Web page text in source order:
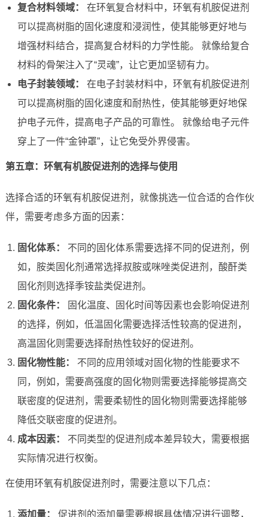
复合材料领域：
在环氧复合材料中，环氧有机胺促进剂
可以提高树脂的固化速度和浸润性，使其能够更好地与
增强材料结合，提高复合材料的力学性能。 就像给复合
材料的骨架注入了“灵魂”，让它更加坚韧有力。
电子封装领域：
在电子封装材料中，环氧有机胺促进剂
可以提高树脂的固化速度和耐热性，使其能够更好地保
护电子元件，提高电子产品的可靠性。 就像给电子元件
穿上了一件“金钟罩”，让它免受外界侵害。
第五章：环氧有机胺促进剂的选择与使用
选择合适的环氧有机胺促进剂，就像挑选一位合适的合作伙
伴，需要考虑多方面的因素：
固化体系：
不同的固化体系需要选择不同的促进剂，例
如，胺类固化剂通常选择叔胺或咪唑类促进剂，酸酐类
固化剂则选择季铵盐类促进剂。
固化条件：
固化温度、固化时间等因素也会影响促进剂
的选择，例如，低温固化需要选择活性较高的促进剂，
高温固化则需要选择耐热性较好的促进剂。
固化物性能：
不同的应用领域对固化物的性能要求不
同，例如，需要高强度的固化物则需要选择能够提高交
联密度的促进剂，需要柔韧性的固化物则需要选择能够
降低交联密度的促进剂。
成本因素：
不同类型的促进剂成本差异较大，需要根据
实际情况进行权衡。
在使用环氧有机胺促进剂时，需要注意以下几点：
添加量： 促进剂的添加量需要根据具体情况进行调整，